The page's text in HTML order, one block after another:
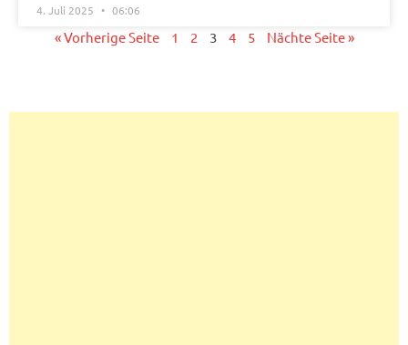
4. Juli 2025 06:06
« Vorherige Seite 1 2 3 4 5 Nächte Seite »